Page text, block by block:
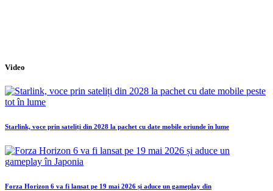
Video
Starlink, voce prin sateliți din 2028 la pachet cu date mobile oriunde în lume
Forza Horizon 6 va fi lansat pe 19 mai 2026 și aduce un gameplay din